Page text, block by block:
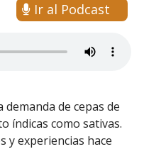
Ir al Podcast
de cepas de
índicas como sativas.
y experiencias hace